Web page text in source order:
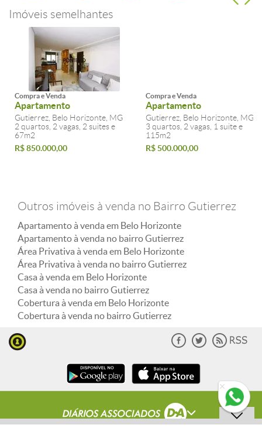
Imóveis semelhantes
Compra e Venda
Apartamento
Gutierrez, Belo Horizonte, MG
2 quartos, 2 vagas, 2 suites e
67m2
R$ 850.000,00
Compra e Venda
Apartamento
Gutierrez, Belo Horizonte, MG
3 quartos, 2 vagas, 1 suite e
115m2
R$ 500.000,00
Outros imóveis à venda no Bairro Gutierrez
Apartamento à venda em Belo Horizonte
Apartamento à venda no bairro Gutierrez
Área Privativa à venda em Belo Horizonte
Área Privativa à venda no bairro Gutierrez
Casa à venda em Belo Horizonte
Casa à venda no bairro Gutierrez
Cobertura à venda em Belo Horizonte
Cobertura à venda no bairro Gutierrez